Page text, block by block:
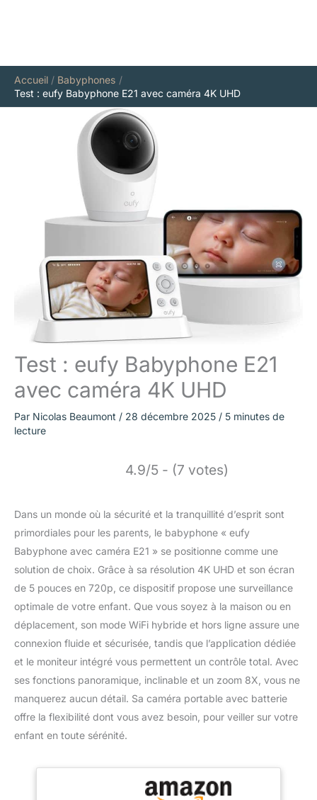
Accueil
Babyphones
Test : eufy Babyphone E21 avec caméra 4K UHD
Test : eufy Babyphone E21
avec caméra 4K UHD
Par Nicolas Beaumont / 28 décembre 2025 / 5 minutes de
lecture
4.9/5 - (7 votes)
Dans un monde où la sécurité et la tranquillité d’esprit sont
primordiales pour les parents, le babyphone « eufy
Babyphone avec caméra E21 » se positionne comme une
solution de choix. Grâce à sa résolution 4K UHD et son écran
de 5 pouces en 720p, ce dispositif propose une surveillance
optimale de votre enfant. Que vous soyez à la maison ou en
déplacement, son mode WiFi hybride et hors ligne assure une
connexion fluide et sécurisée, tandis que l’application dédiée
et le moniteur intégré vous permettent un contrôle total. Avec
ses fonctions panoramique, inclinable et un zoom 8X, vous ne
manquerez aucun détail. Sa caméra portable avec batterie
offre la flexibilité dont vous avez besoin, pour veiller sur votre
enfant en toute sérénité.